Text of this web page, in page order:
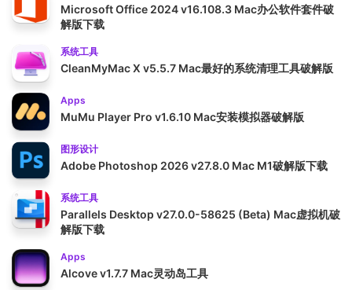
Microsoft Office 2024 v16.108.3 Mac办公软件套件破
解版下载
系统工具
CleanMyMac X v5.5.7 Mac最好的系统清理工具破解版
Apps
MuMu Player Pro v1.6.10 Mac安装模拟器破解版
图形设计
Adobe Photoshop 2026 v27.8.0 Mac M1破解版下载
系统工具
Parallels Desktop v27.0.0-58625 (Beta) Mac虚拟机破
解版下载
Apps
Alcove v1.7.7 Mac灵动岛工具